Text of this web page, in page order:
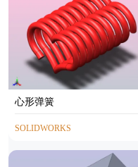
心形弹簧
SOLIDWORKS